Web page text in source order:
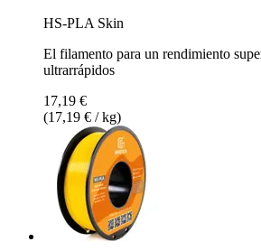
HS-PLA Skin
El filamento para un rendimiento
ultrarrápidos
17,19 €
(17,19 € / kg)